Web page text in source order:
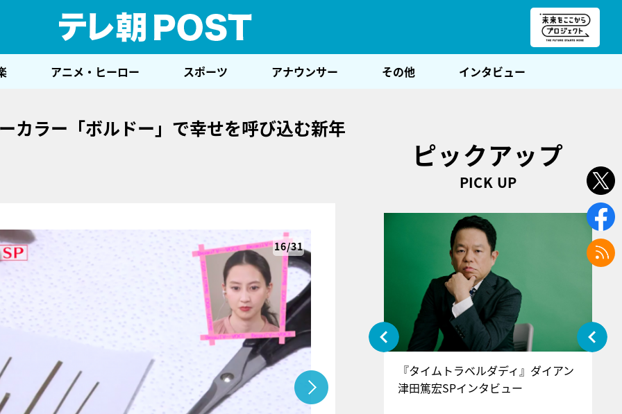
アニメ・ヒーロー スポーツ アナウンサー その他 インタビュー
カラー「ボルドー」で幸せを呼び込む新年
16/31
ピックアップ
PICK UP
『アイ＝ラブ！げーみんぐ』＝LOV
E齋藤樹愛羅＆佐々木舞香SPインタ
ビュー
『タイムトラベルダディ』ダイアン
津田篤宏SPインタビュー